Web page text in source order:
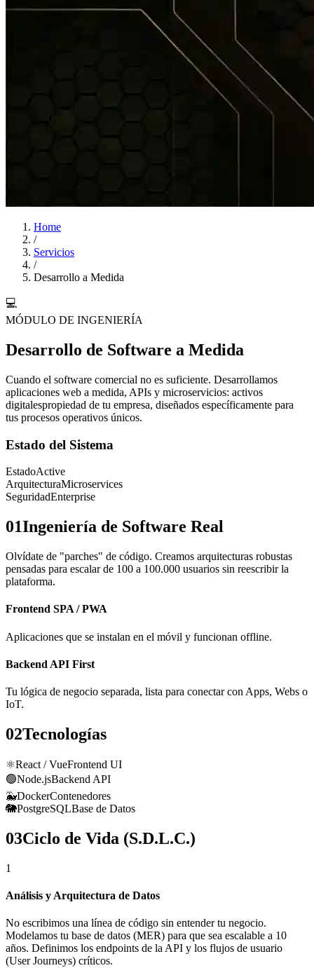
Home
/
Servicios
/
Desarrollo a Medida
💻
MÓDULO DE INGENIERÍA
Desarrollo de Software a Medida
Cuando el software comercial no es suficiente. Desarrollamos
aplicaciones web a medida, APIs y microservicios: activos
digitalespropiedad de tu empresa, diseñados específicamente para
tus procesos operativos únicos.
Estado del Sistema
EstadoActive
ArquitecturaMicroservices
SeguridadEnterprise
01Ingeniería de Software Real
Olvídate de "parches" de código. Creamos arquitecturas robustas
pensadas para escalar de 100 a 100.000 usuarios sin reescribir la
plataforma.
Frontend SPA / PWA
Aplicaciones que se instalan en el móvil y funcionan offline.
Backend API First
Tu lógica de negocio separada, lista para conectar con Apps, Webs o
IoT.
02Tecnologías
⚛️React / VueFrontend UI
🟢Node.jsBackend API
🐳DockerContenedores
🐘PostgreSQLBase de Datos
03Ciclo de Vida (S.D.L.C.)
1
Análisis y Arquitectura de Datos
No escribimos una línea de código sin entender tu negocio.
Modelamos tu base de datos (MER) para que sea escalable a 10
años. Definimos los endpoints de la API y los flujos de usuario
(User Journeys) críticos.